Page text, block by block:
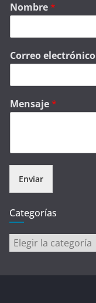
Nombre*
Correo electrónico
Mensaje*
Enviar
Categorías
Categorías